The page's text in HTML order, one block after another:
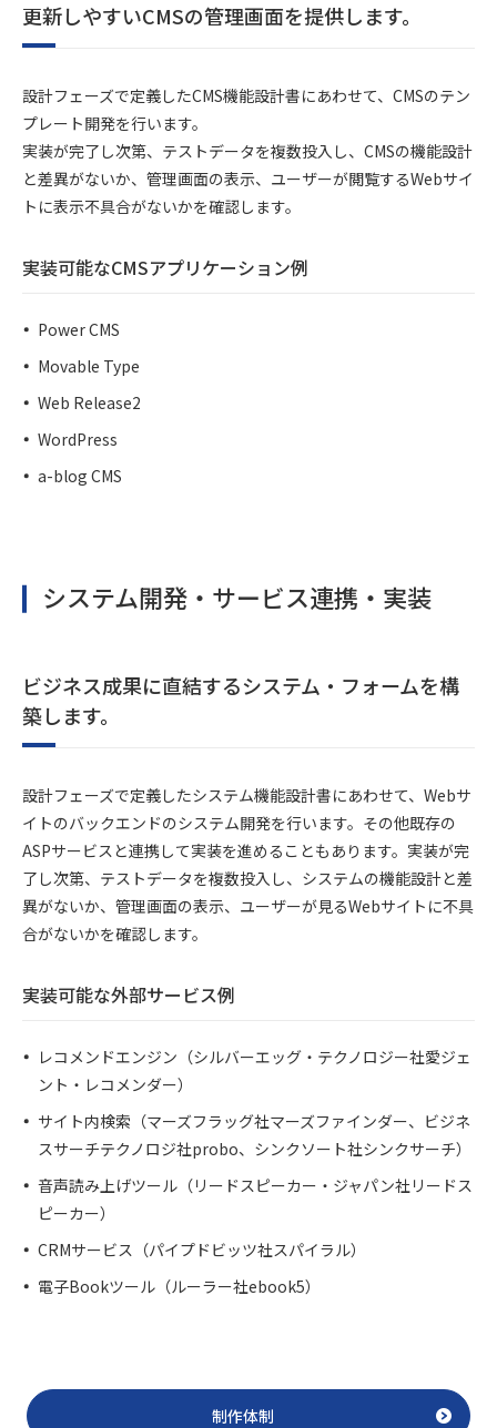
更新しやすいCMSの管理画面を提供します。
設計フェーズで定義したCMS機能設計書にあわせて、CMSのテン
プレート開発を行います。
実装が完了し次第、テストデータを複数投入し、CMSの機能設計
と差異がないか、管理画面の表示、ユーザーが閲覧するWebサイ
トに表示不具合がないかを確認します。
実装可能なCMSアプリケーション例
Power CMS
Movable Type
Web Release2
WordPress
a-blog CMS
システム開発・サービス連携・実装
ビジネス成果に直結するシステム・フォームを構
築します。
設計フェーズで定義したシステム機能設計書にあわせて、Webサ
イトのバックエンドのシステム開発を行います。その他既存の
ASPサービスと連携して実装を進めることもあります。実装が完
了し次第、テストデータを複数投入し、システムの機能設計と差
異がないか、管理画面の表示、ユーザーが見るWebサイトに不具
合がないかを確認します。
実装可能な外部サービス例
レコメンドエンジン（シルバーエッグ・テクノロジー社愛ジェ
ント・レコメンダー）
サイト内検索（マーズフラッグ社マーズファインダー、ビジネ
スサーチテクノロジ社probo、シンクソート社シンクサーチ）
音声読み上げツール（リードスピーカー・ジャパン社リードス
ピーカー）
CRMサービス（パイプドビッツ社スパイラル）
電子Bookツール（ルーラー社ebook5）
制作体制